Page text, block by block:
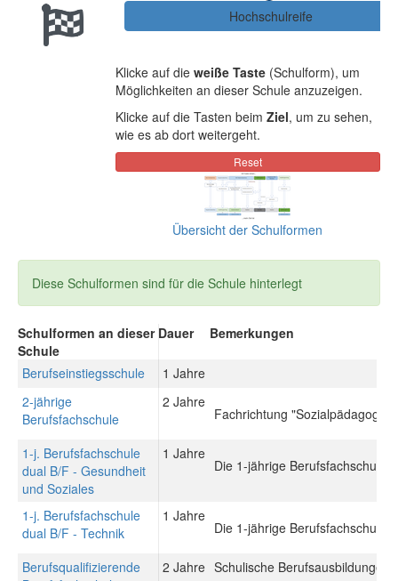
Klicke auf die weiße Taste(Schulform), um
Möglichkeiten an dieser Schule anzuzeigen.
Klicke auf die Tasten beim Ziel, um zu sehen,
wie es ab dort weitergeht.
Übersicht der Schulformen
Diese Schulformen sind für die Schule hinterlegt
Schulformen an dieser
Schule
Dauer Bemerkungen
Berufseinstiegsschule
1 Jahre
2-jährige
Berufsfachschule
2 Jahre
Fachrichtung "Sozialpädagogik"
1-j. Berufsfachschule
dual B/F - Gesundheit
und Soziales
1 Jahre
Die 1-jährige Berufsfachschule
1-j. Berufsfachschule
dual B/F - Technik
1 Jahre
Die 1-jährige Berufsfachschule
Berufsqualifizierende
2 Jahre Schulische